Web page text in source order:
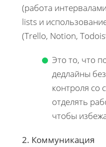
(работа
lists и
(Trello, Notion,
Это то, что
дедлайны
контроля со
отделять
чтобы
2. Коммуникация